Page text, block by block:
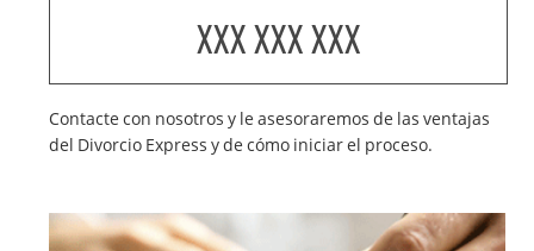
XXX XXX XXX
Contacte con nosotros y le asesoraremos de las ventajas
del Divorcio Express y de cómo iniciar el proceso.